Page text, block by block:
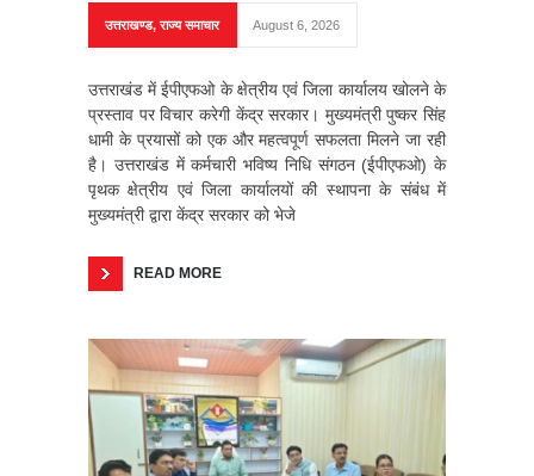
उत्तराखण्ड,राज्य समाचार August 6, 2026
उत्तराखंड में ईपीएफओ के क्षेत्रीय एवं जिला कार्यालय खोलने के
प्रस्ताव पर विचार करेगी केंद्र सरकार। मुख्यमंत्री पुष्कर सिंह
धामी के प्रयासों को एक और महत्वपूर्ण सफलता मिलने जा रही
है। उत्तराखंड में कर्मचारी भविष्य निधि संगठन (ईपीएफओ) के
पृथक क्षेत्रीय एवं जिला कार्यालयों की स्थापना के संबंध में
मुख्यमंत्री द्वारा केंद्र सरकार को भेजे
READ MORE